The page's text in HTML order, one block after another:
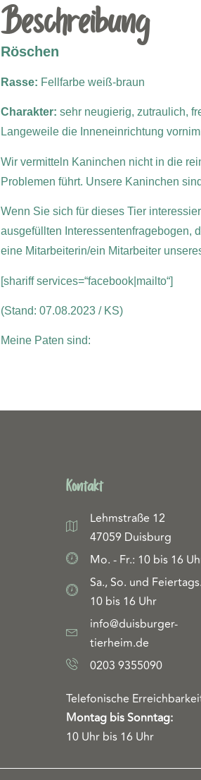
Beschreibung
Röschen
Rasse: Fellfarbe weiß-braun
Charakter: sehr neugierig, zutraulich,
Langeweile die Inneneinrichtung
Wir vermitteln Kaninchen nicht in die
Problemen führt. Unsere Kaninchen
Wenn Sie sich für dieses Tier
ausgefüllten Interessentenfragebogen,
eine Mitarbeiterin/ein Mitarbeiter
[shariff services=“facebook|mailto“]
(Stand: 07.08.2023 / KS)
Meine Paten sind:
Kontakt
Lehmstraße 12
47059 Duisburg
Mo. - Fr.: 10 bis 16
Sa., So. und
10 bis 16 Uhr
info@duisburger-
tierheim.de
0203 9355090
Telefonische
Montag bis Sonntag:
10 Uhr bis 16 Uhr